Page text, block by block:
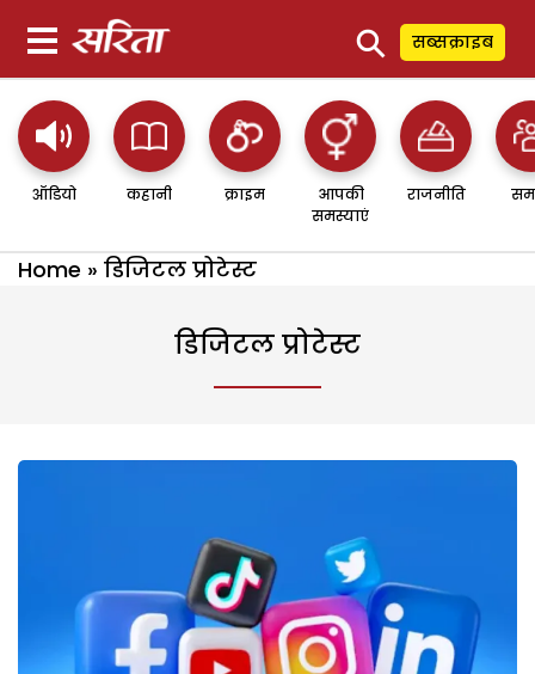
⚲ सब्सक्राइब
ऑडियो कहानी क्राइम
आपकी
समस्याएं
राजनीति
Home » डिजिटल प्रोटेस्ट
डिजिटल प्रोटेस्ट